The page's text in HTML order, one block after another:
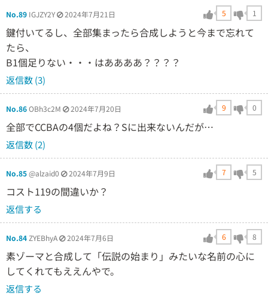
No.89 IGJZY2Y 2024年7月21日 5 1
鍵付いてるし、全部集まったら合成しようと今まで忘れて
たら、
B1個足りない・・・はああああ？？？？
返信数 (3)
No.86OBh3c2M 2024年7月20日 9 0
全部でCCBAの4個だよね？Sに出来ないんだが…
返信数 (2)
No.85@alzaid0 2024年7月9日 7 5
コスト119の間違いか？
返信する
No.84 ZYEBhyA 2024年7月6日 6 8
素ゾーマと合成して「伝説の始まり」みたいな名前の心に
してくれてもええんやで。
返信する